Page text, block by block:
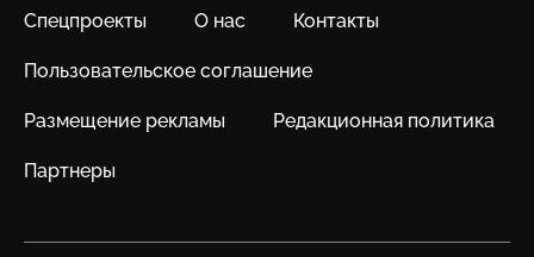
Спецпроекты О нас Контакты
Пользовательское соглашение
Размещение рекламы Редакционная политика
Партнеры